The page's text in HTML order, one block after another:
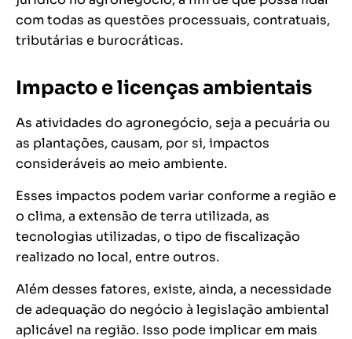
com todas as questões processuais, contratuais,
tributárias e burocráticas.
Impacto e licenças ambientais
As atividades do agronegócio, seja a pecuária ou
as plantações, causam, por si, impactos
consideráveis ao meio ambiente.
Esses impactos podem variar conforme a região e
o clima, a extensão de terra utilizada, as
tecnologias utilizadas, o tipo de fiscalização
realizado no local, entre outros.
Além desses fatores, existe, ainda, a necessidade
de adequação do negócio à legislação ambiental
aplicável na região. Isso pode implicar em mais